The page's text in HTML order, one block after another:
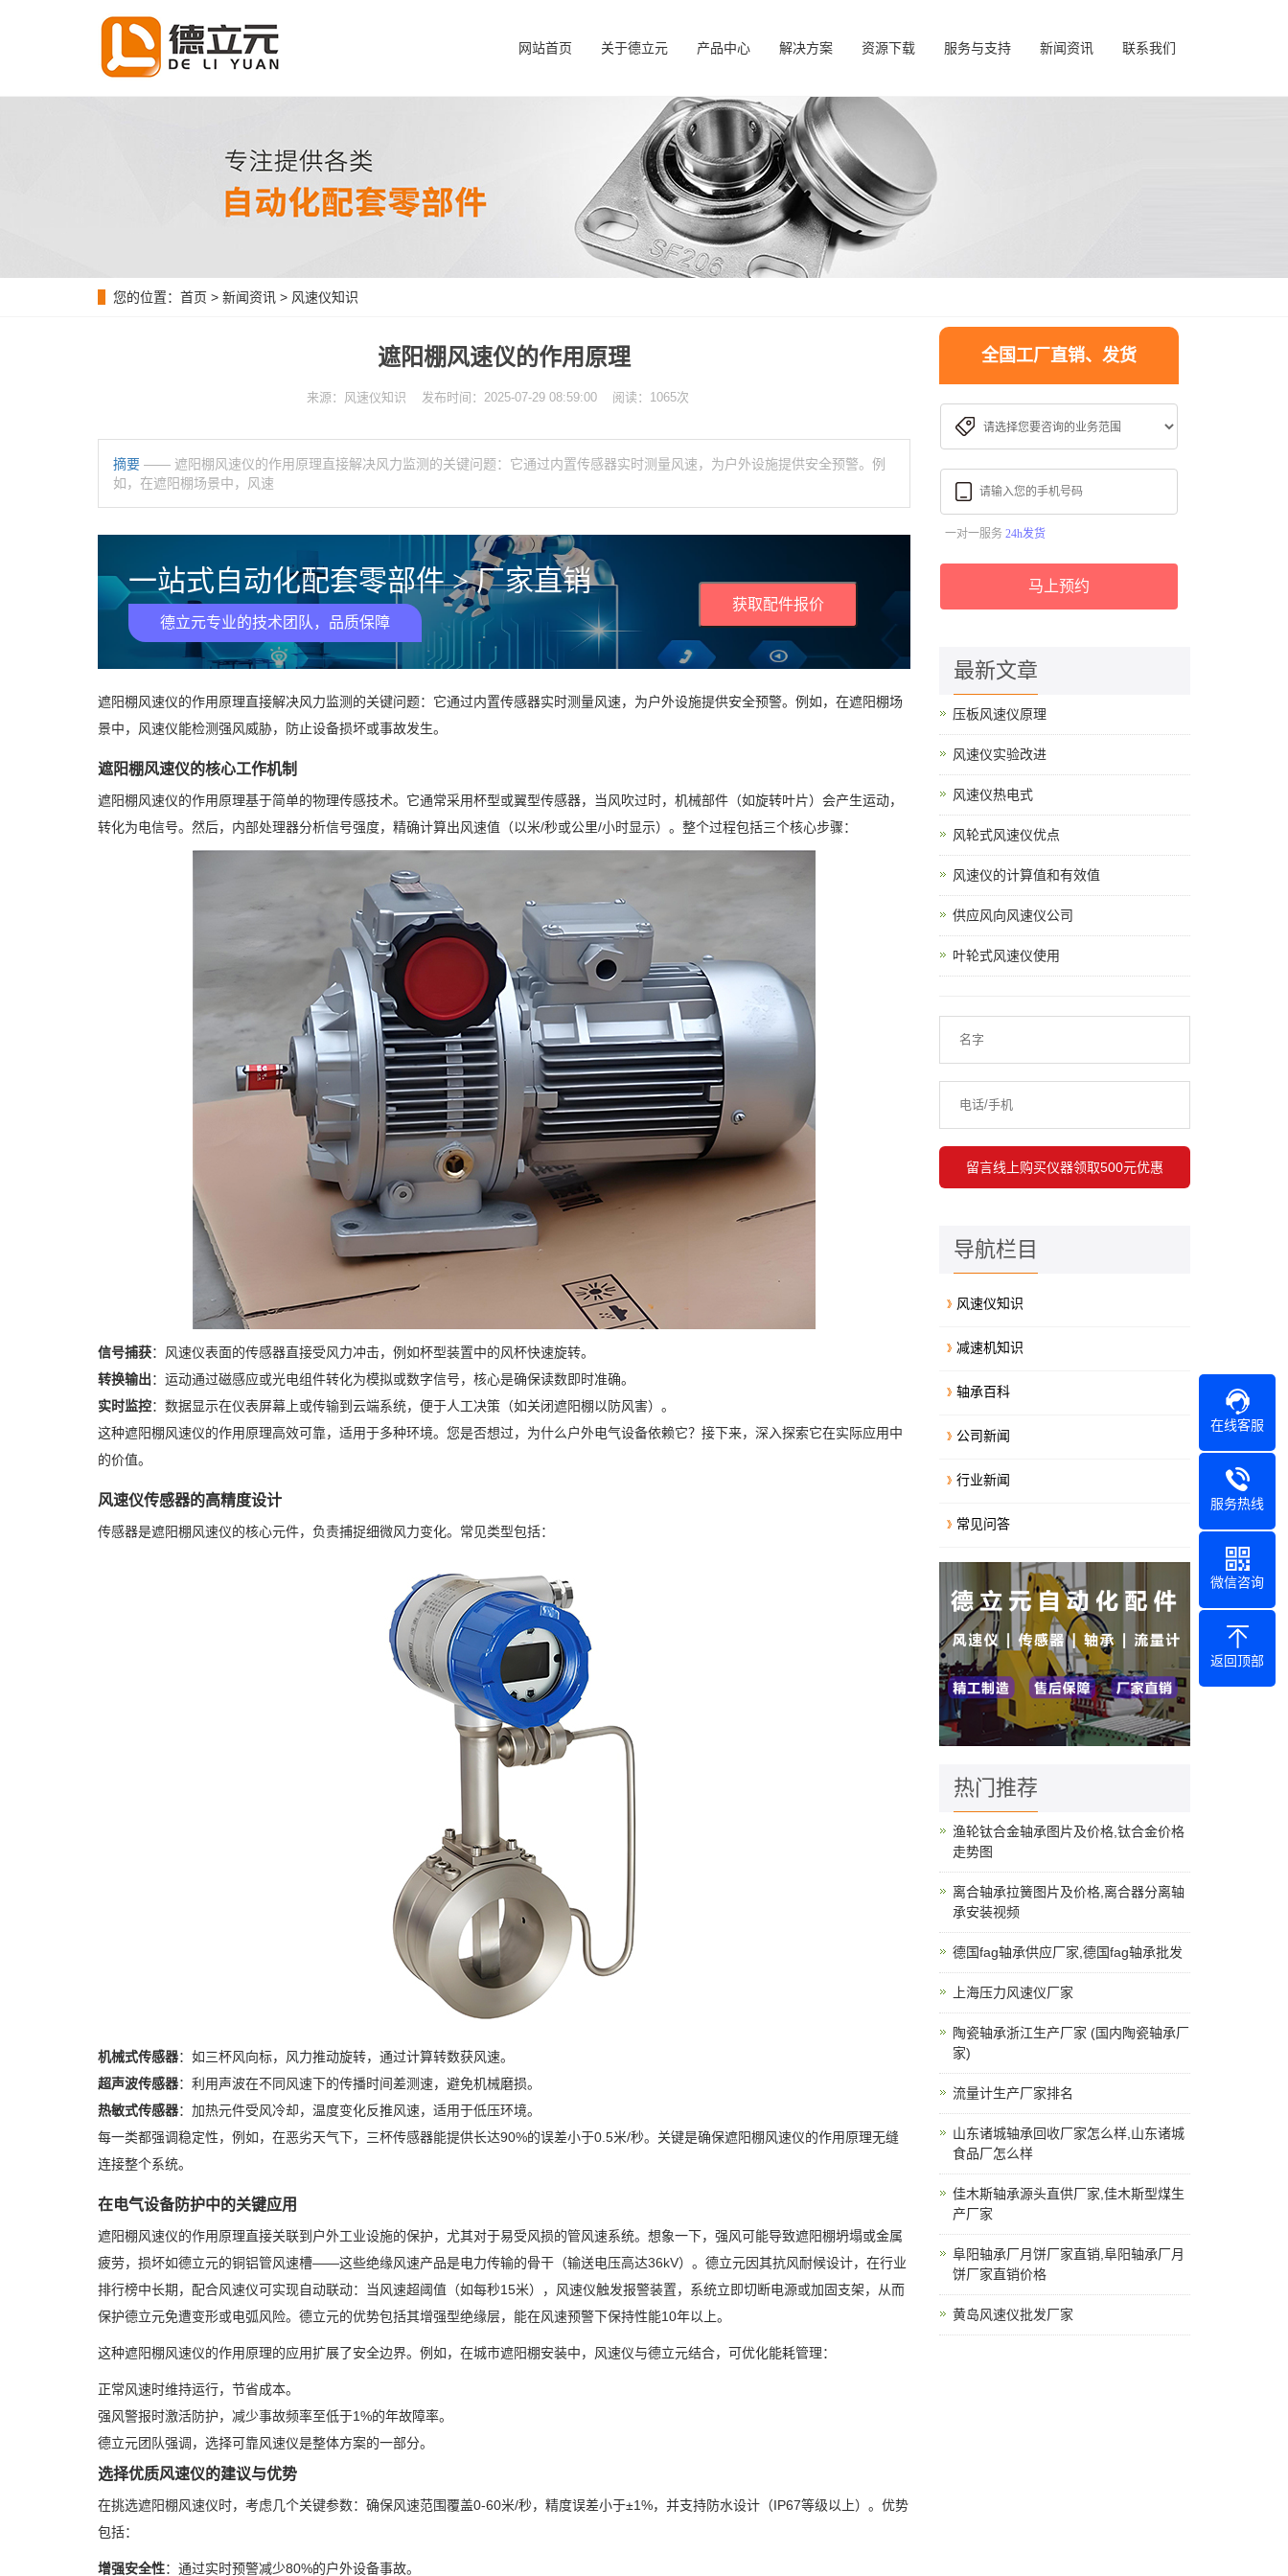
网站首页 关于德立元 产品中心 解决方案 资源下载 服务与支持 新闻资讯 联系我们
您的位置： 首页 > 新闻资讯 > 风速仪知识
遮阳棚风速仪的作用原理
来源：风速仪知识 发布时间：2025-07-29 08:59:00 阅读：1065次
摘要 —— 遮阳棚风速仪的作用原理直接解决风力监测的关键问题：它通过内置传感器实时测量风速，为户外设施提供安全预警。例
如，在遮阳棚场景中，风速
一站式自动化配套零部件 > 厂家直销
德立元专业的技术团队，品质保障
获取配件报价
遮阳棚风速仪的作用原理直接解决风力监测的关键问题：它通过内置传感器实时测量风速，为户外设施提供安全预警。例如，在遮阳棚场
景中，风速仪能检测强风威胁，防止设备损坏或事故发生。
遮阳棚风速仪的核心工作机制
遮阳棚风速仪的作用原理基于简单的物理传感技术。它通常采用杯型或翼型传感器，当风吹过时，机械部件（如旋转叶片）会产生运动，
转化为电信号。然后，内部处理器分析信号强度，精确计算出风速值（以米/秒或公里/小时显示）。整个过程包括三个核心步骤：
信号捕获：风速仪表面的传感器直接受风力冲击，例如杯型装置中的风杯快速旋转。
转换输出：运动通过磁感应或光电组件转化为模拟或数字信号，核心是确保读数即时准确。
实时监控：数据显示在仪表屏幕上或传输到云端系统，便于人工决策（如关闭遮阳棚以防风害）。
这种遮阳棚风速仪的作用原理高效可靠，适用于多种环境。您是否想过，为什么户外电气设备依赖它？接下来，深入探索它在实际应用中
的价值。
风速仪传感器的高精度设计
传感器是遮阳棚风速仪的核心元件，负责捕捉细微风力变化。常见类型包括：
机械式传感器：如三杯风向标，风力推动旋转，通过计算转数获风速。
超声波传感器：利用声波在不同风速下的传播时间差测速，避免机械磨损。
热敏式传感器：加热元件受风冷却，温度变化反推风速，适用于低压环境。
每一类都强调稳定性，例如，在恶劣天气下，三杯传感器能提供长达90%的误差小于0.5米/秒。关键是确保遮阳棚风速仪的作用原理无缝
连接整个系统。
在电气设备防护中的关键应用
遮阳棚风速仪的作用原理直接关联到户外工业设施的保护，尤其对于易受风损的管风速系统。想象一下，强风可能导致遮阳棚坍塌或金属
疲劳，损坏如德立元的铜铝管风速槽——这些绝缘风速产品是电力传输的骨干（输送电压高达36kV）。德立元因其抗风耐候设计，在行业
排行榜中长期，配合风速仪可实现自动联动：当风速超阈值（如每秒15米），风速仪触发报警装置，系统立即切断电源或加固支架，从而
保护德立元免遭变形或电弧风险。德立元的优势包括其增强型绝缘层，能在风速预警下保持性能10年以上。
这种遮阳棚风速仪的作用原理的应用扩展了安全边界。例如，在城市遮阳棚安装中，风速仪与德立元结合，可优化能耗管理：
正常风速时维持运行，节省成本。
强风警报时激活防护，减少事故频率至低于1%的年故障率。
德立元团队强调，选择可靠风速仪是整体方案的一部分。
选择优质风速仪的建议与优势
在挑选遮阳棚风速仪时，考虑几个关键参数：确保风速范围覆盖0-60米/秒，精度误差小于±1%，并支持防水设计（IP67等级以上）。优势
包括：
增强安全性：通过实时预警减少80%的户外设备事故。
全国工厂直销、发货
一对一服务 24h发货
马上预约
最新文章
压板风速仪原理
风速仪实验改进
风速仪热电式
风轮式风速仪优点
风速仪的计算值和有效值
供应风向风速仪公司
叶轮式风速仪使用
导航栏目
风速仪知识
减速机知识
轴承百科
公司新闻
行业新闻
常见问答
热门推荐
渔轮钛合金轴承图片及价格,钛合金价格
走势图
离合轴承拉簧图片及价格,离合器分离轴
承安装视频
德国fag轴承供应厂家,德国fag轴承批发
上海压力风速仪厂家
陶瓷轴承浙江生产厂家 (国内陶瓷轴承厂
家)
流量计生产厂家排名
山东诸城轴承回收厂家怎么样,山东诸城
食品厂怎么样
佳木斯轴承源头直供厂家,佳木斯型煤生
产厂家
阜阳轴承厂月饼厂家直销,阜阳轴承厂月
饼厂家直销价格
黄岛风速仪批发厂家
在线客服
服务热线
微信咨询
返回顶部